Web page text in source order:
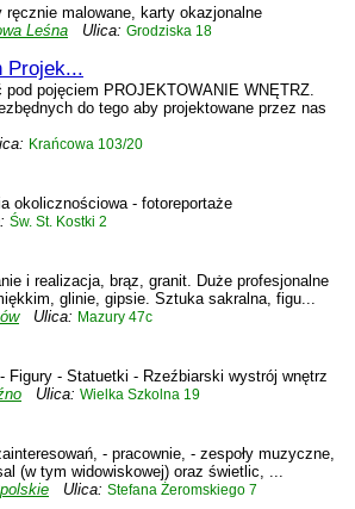
malowane, karty okazjonalne
Leśna Ulica: Grodziska 18
Projek...
pojęciem PROJEKTOWANIE WNĘTRZ.
do tego aby projektowane przez nas
Krańcowa 103/20
okolicznościowa - fotoreportaże
Św. St. Kostki 2
i realizacja, brąz, granit. Duże profesjonalne
glinie, gipsie. Sztuka sakralna, figu...
Ulica: Mazury 47c
Figury - Statuetki - Rzeźbiarski wystrój wnętrz
Ulica: Wielka Szkolna 19
- pracownie, - zespoły muzyczne,
(w tym widowiskowej) oraz świetlic, ...
Ulica: Stefana Żeromskiego 7